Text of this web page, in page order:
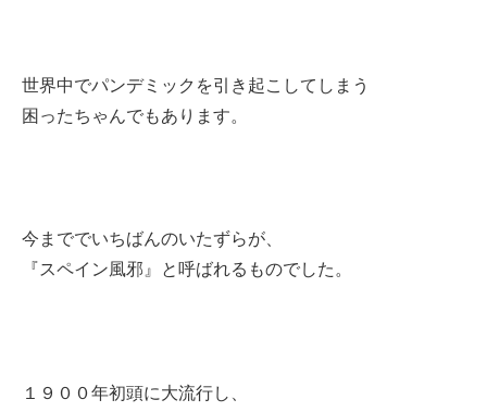
世界中でパンデミックを引き起こしてしまう
困ったちゃんでもあります。
今まででいちばんのいたずらが、
『スペイン風邪』と呼ばれるものでした。
１９００年初頭に大流行し、